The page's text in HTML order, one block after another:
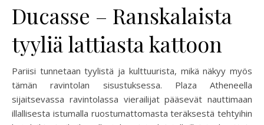
Ducasse – Ranskalaista
tyyliä lattiasta kattoon
Pariisi tunnetaan tyylistä ja kulttuurista, mikä näkyy myös
tämän ravintolan sisustuksessa. Plaza Atheneella
sijaitsevassa ravintolassa vierailijat pääsevät nauttimaan
illallisesta istumalla ruostumattomasta teräksestä tehtyihin